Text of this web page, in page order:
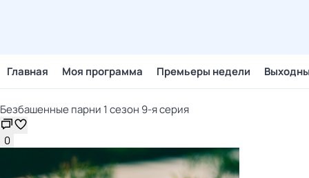
Главная Моя программа Премьеры недели
Безбашенные парни 1 сезон 9-я серия
0